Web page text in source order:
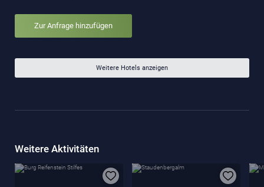
Zur Anfrage hinzufügen
Weitere Hotels anzeigen
Weitere Aktivitäten